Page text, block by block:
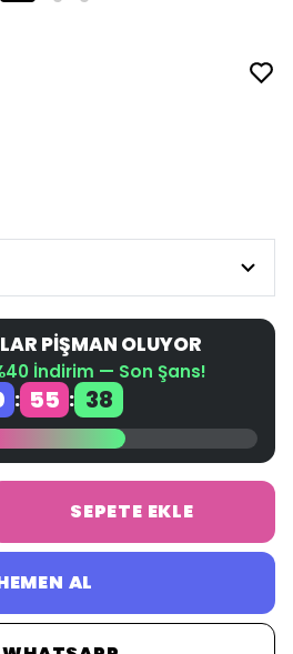
PİŞMAN OLUYOR
İndirim — Son Şans!
: 55 : 38
SEPETE EKLE
AL